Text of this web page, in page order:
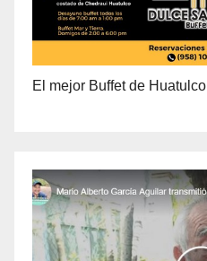
El mejor Buffet de Huatulco